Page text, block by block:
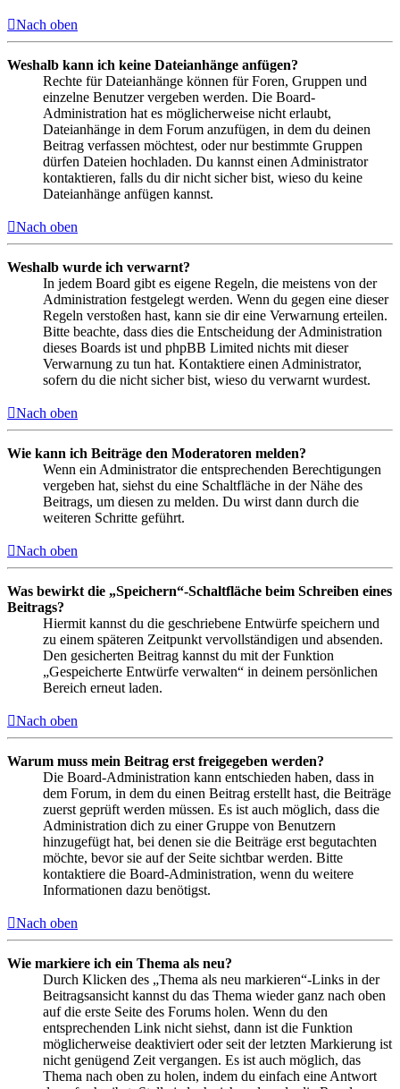
Nach oben
Weshalb kann ich keine Dateianhänge anfügen?
Rechte für Dateianhänge können für Foren, Gruppen und
einzelne Benutzer vergeben werden. Die Board-
Administration hat es möglicherweise nicht erlaubt,
Dateianhänge in dem Forum anzufügen, in dem du deinen
Beitrag verfassen möchtest, oder nur bestimmte Gruppen
dürfen Dateien hochladen. Du kannst einen Administrator
kontaktieren, falls du dir nicht sicher bist, wieso du keine
Dateianhänge anfügen kannst.
Nach oben
Weshalb wurde ich verwarnt?
In jedem Board gibt es eigene Regeln, die meistens von der
Administration festgelegt werden. Wenn du gegen eine dieser
Regeln verstoßen hast, kann sie dir eine Verwarnung erteilen.
Bitte beachte, dass dies die Entscheidung der Administration
dieses Boards ist und phpBB Limited nichts mit dieser
Verwarnung zu tun hat. Kontaktiere einen Administrator,
sofern du die nicht sicher bist, wieso du verwarnt wurdest.
Nach oben
Wie kann ich Beiträge den Moderatoren melden?
Wenn ein Administrator die entsprechenden Berechtigungen
vergeben hat, siehst du eine Schaltfläche in der Nähe des
Beitrags, um diesen zu melden. Du wirst dann durch die
weiteren Schritte geführt.
Nach oben
Was bewirkt die „Speichern“-Schaltfläche beim Schreiben eines
Beitrags?
Hiermit kannst du die geschriebene Entwürfe speichern und
zu einem späteren Zeitpunkt vervollständigen und absenden.
Den gesicherten Beitrag kannst du mit der Funktion
„Gespeicherte Entwürfe verwalten“ in deinem persönlichen
Bereich erneut laden.
Nach oben
Warum muss mein Beitrag erst freigegeben werden?
Die Board-Administration kann entschieden haben, dass in
dem Forum, in dem du einen Beitrag erstellt hast, die Beiträge
zuerst geprüft werden müssen. Es ist auch möglich, dass die
Administration dich zu einer Gruppe von Benutzern
hinzugefügt hat, bei denen sie die Beiträge erst begutachten
möchte, bevor sie auf der Seite sichtbar werden. Bitte
kontaktiere die Board-Administration, wenn du weitere
Informationen dazu benötigst.
Nach oben
Wie markiere ich ein Thema als neu?
Durch Klicken des „Thema als neu markieren“-Links in der
Beitragsansicht kannst du das Thema wieder ganz nach oben
auf die erste Seite des Forums holen. Wenn du den
entsprechenden Link nicht siehst, dann ist die Funktion
möglicherweise deaktiviert oder seit der letzten Markierung ist
nicht genügend Zeit vergangen. Es ist auch möglich, das
Thema nach oben zu holen, indem du einfach eine Antwort